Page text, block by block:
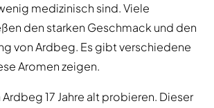
medizinisch sind. Viele
den starken Geschmack und den
von Ardbeg. Es gibt verschiedene
Aromen zeigen.
17 Jahre alt probieren. Dieser